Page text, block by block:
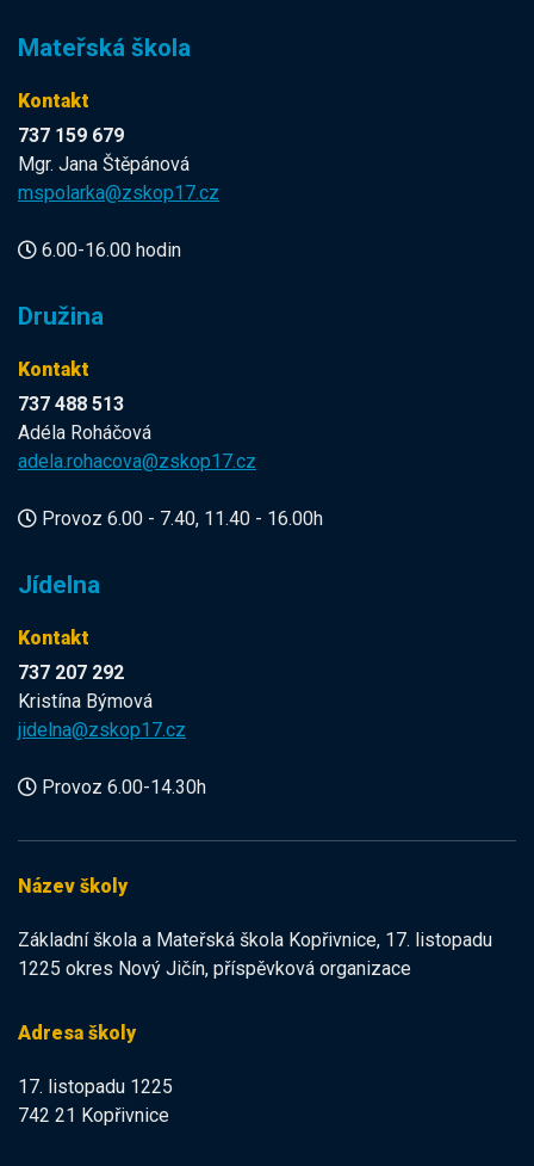
Mateřská škola
Kontakt
737 159 679
Mgr. Jana Štěpánová
mspolarka@zskop17.cz
6.00-16.00 hodin
Družina
Kontakt
737 488 513
Adéla Roháčová
adela.rohacova@zskop17.cz
Provoz 6.00 - 7.40, 11.40 - 16.00h
Jídelna
Kontakt
737 207 292
Kristína Býmová
jidelna@zskop17.cz
Provoz 6.00-14.30h
Název školy
Základní škola a Mateřská škola Kopřivnice, 17. listopadu
1225 okres Nový Jičín, příspěvková organizace
Adresa školy
17. listopadu 1225
742 21 Kopřivnice